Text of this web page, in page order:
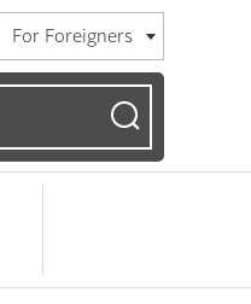
For Foreigners